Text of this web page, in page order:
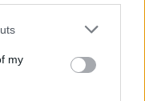
my
00:00:17
parodymų –